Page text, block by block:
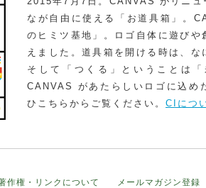
なが自由に使える「お道具箱」。
のヒミツ基地」。ロゴ自体に遊び
えました。道具箱を開ける時は、
そして「つくる」ということは
CANVAS があたらしいロゴに込め
ひこちらからご覧ください。 CIにつ
作権・リンクについて メールマガジン登録